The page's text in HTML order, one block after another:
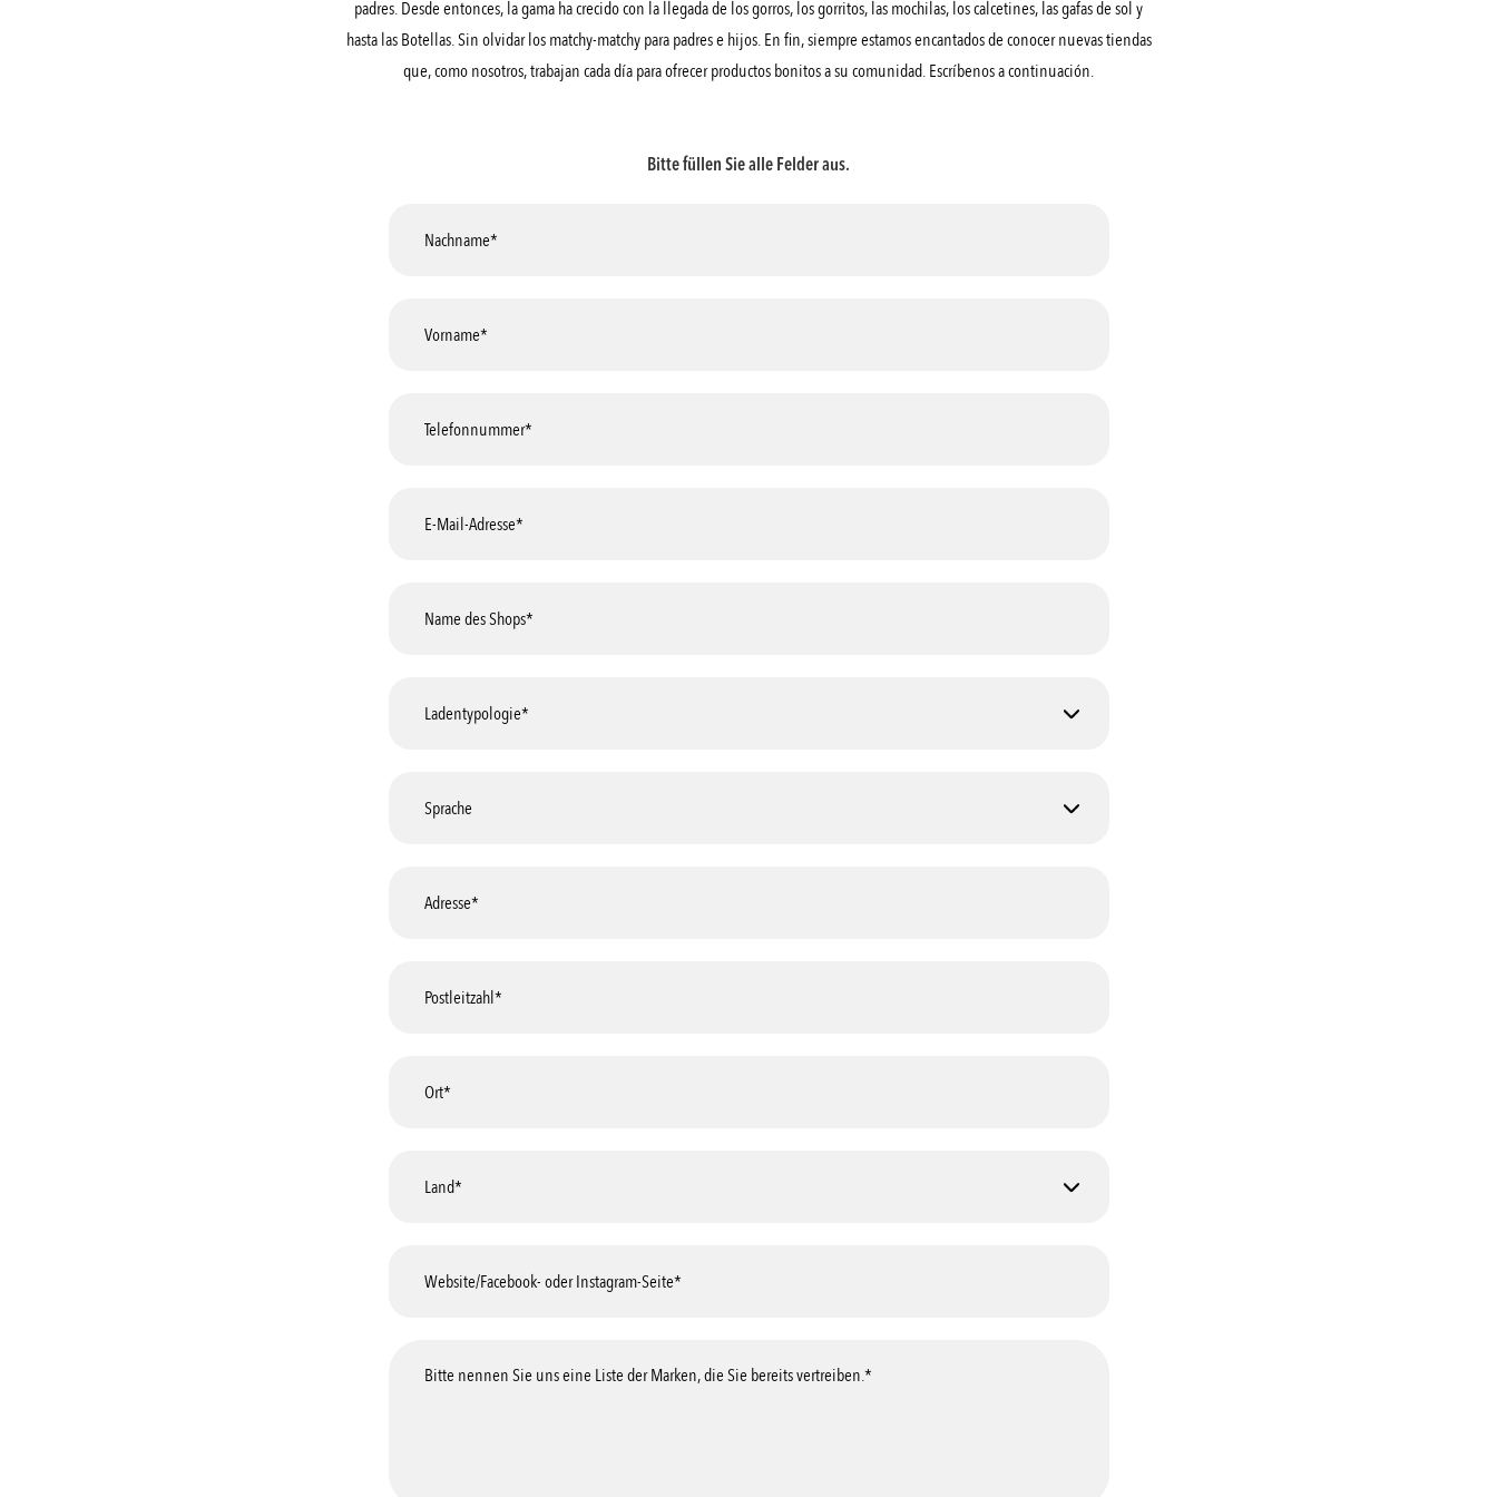
padres. Desde entonces, la gama ha crecido con la llegada de los gorros, los gorritos, las mochilas, los calcetines, las gafas de sol y
hasta las Botellas. Sin olvidar los matchy-matchy para padres e hijos. En fin, siempre estamos encantados de conocer nuevas tiendas
que, como nosotros, trabajan cada día para ofrecer productos bonitos a su comunidad. Escríbenos a continuación.
Bitte füllen Sie alle Felder aus.